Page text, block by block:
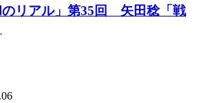
のリアル」第35回 矢田稔「戦